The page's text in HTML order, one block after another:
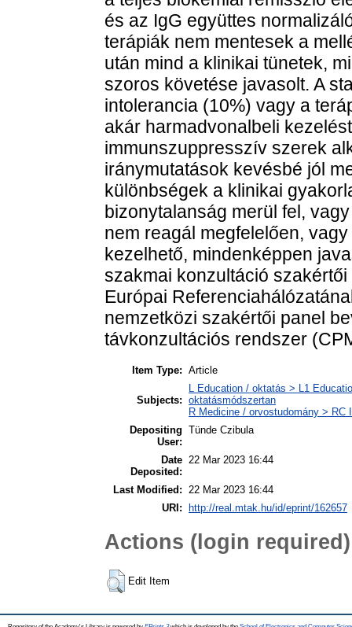
és az IgG együttes
terápiák nem mentesek a
után mind a klinikai tünetek,
szoros követése javasolt. A
intolerancia (10%) vagy a
akár harmadvonalbeli
immunszuppresszív szerek
iránymutatások kevésbé jól
különbségek a klinikai
bizonytalanság merül fel,
nem reagál megfelelően,
kezelhető, mindenképpen
szakmai konzultáció
Európai
nemzetközi szakértői panel
távkonzultációs rendszer
Item Type: Article
Subjects:
L Education / oktatás > L1
oktatásmódszertan
R Medicine / orvostudomány >
Depositing
User:
Tünde Czibula
Date
Deposited:
22 Mar 2023 16:44
Last Modified:
22 Mar 2023 16:44
URI:
http://real.mtak.hu/id/eprint/162657
Actions (login required)
Edit Item